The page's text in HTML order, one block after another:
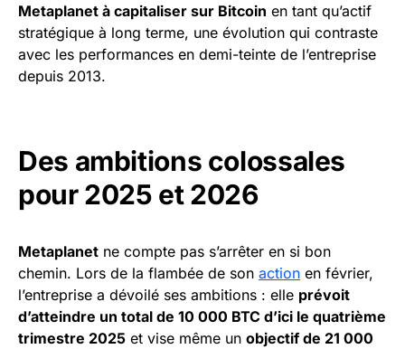
Metaplanet à capitaliser sur Bitcoin en tant qu’actif
stratégique à long terme, une évolution qui contraste
avec les performances en demi-teinte de l’entreprise
depuis 2013.
Des ambitions colossales
pour 2025 et 2026
Metaplanet ne compte pas s’arrêter en si bon
chemin. Lors de la flambée de son action en février,
l’entreprise a dévoilé ses ambitions : elle prévoit
d’atteindre un total de 10 000 BTC d’ici le quatrième
trimestre 2025 et vise même un objectif de 21 000